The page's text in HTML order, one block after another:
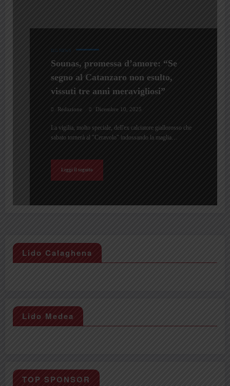
ILG NEWS
Sounas, promessa d’amore: “Se
segno al Catanzaro non esulto,
vissuti tre anni meravigliosi”
Redazione Dicembre 10, 2025
La vigilia, molto speciale, dell'ex calciatore giallorosso che
sabato tornerà al "Ceravolo" indossando la maglia…
Leggi il seguito
Lido Calaghena
Lido Medea
TOP SPONSOR